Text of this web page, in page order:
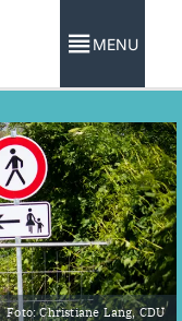
MENU
Foto: Christiane Lang, CDU